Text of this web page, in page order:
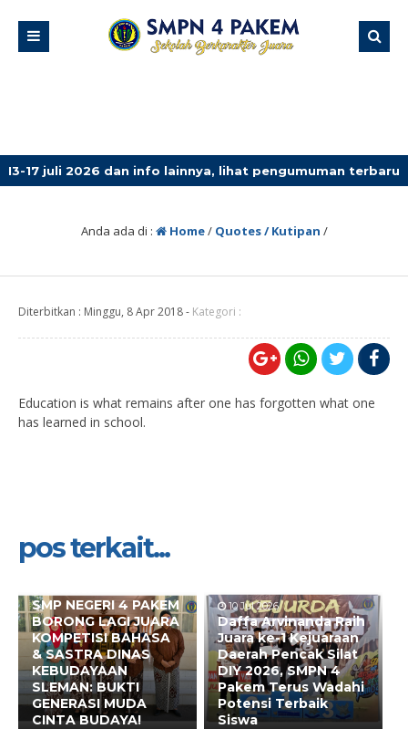
dan info lainnya, lihat pengumuman terbaru! 4
Anda ada di : Home/ Quotes / Kutipan /
Diterbitkan : Minggu, 8 Apr 2018- Kategori :
Education is what remains after one has forgotten what one
has learned in school.
pos terkait...
SMP NEGERI 4 PAKEM
BORONG LAGI JUARA
KOMPETISI BAHASA
& SASTRA DINAS
KEBUDAYAAN
SLEMAN: BUKTI
GENERASI MUDA
CINTA BUDAYA!
10 Jul 2026
Daffa Arvinanda Raih
Juara ke-1 Kejuaraan
Daerah Pencak Silat
DIY 2026, SMPN 4
Pakem Terus Wadahi
Potensi Terbaik
Siswa